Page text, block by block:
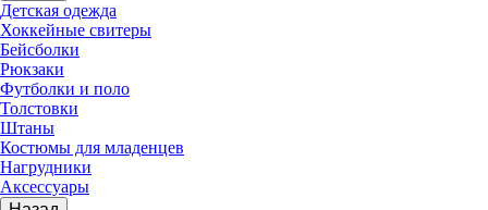
Детская одежда
Хоккейные свитеры
Бейсболки
Рюкзаки
Футболки и поло
Толстовки
Штаны
Костюмы для младенцев
Нагрудники
Аксессуары